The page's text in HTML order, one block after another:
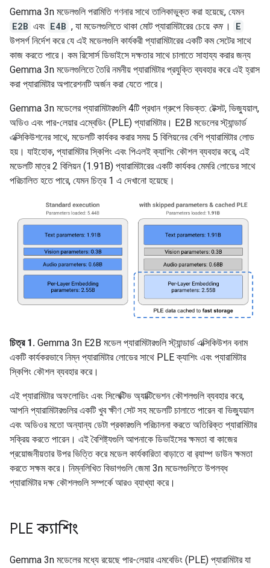
Gemma 3n মডেলগুলি পরামিতি গণনার সাথে তালিকাভুক্ত করা হয়েছে, যেমন
E2B এবং E4B , যা মডেলগুলিতে থাকা মোট প্যারামিটারের চেয়ে কম।
E
উপসর্গ নির্দেশ করে যে এই মডেলগুলি কার্যকরী প্যারামিটারের একটি কম সেটের সাথে
কাজ করতে পারে। কম রিসোর্স ডিভাইসে দক্ষতার সাথে চালাতে সাহায্য করার জন্য
Gemma 3n মডেলগুলিতে তৈরি নমনীয় প্যারামিটার প্রযুক্তি ব্যবহার করে এই হ্রাস
করা প্যারামিটার অপারেশনটি অর্জন করা যেতে পারে।
Gemma 3n মডেলের প্যারামিটারগুলি 4টি প্রধান গ্রুপে বিভক্ত: টেক্সট, ভিজ্যুয়াল,
অডিও এবং পার-লেয়ার এম্বেডিং (PLE) প্যারামিটার। E2B মডেলের স্ট্যান্ডার্ড
এক্সিকিউশনের সাথে, মডেলটি কার্যকর করার সময় 5 বিলিয়নের বেশি প্যারামিটার লোড
হয়। যাইহোক, প্যারামিটার স্কিপিং এবং পিএলই ক্যাশিং কৌশল ব্যবহার করে, এই
মডেলটি মাত্র 2 বিলিয়ন (1.91B) প্যারামিটারের একটি কার্যকর মেমরি লোডের সাথে
পরিচালিত হতে পারে, যেমন চিত্র 1 এ দেখানো হয়েছে।
চিত্র 1. Gemma 3n E2B মডেল প্যারামিটারগুলি স্ট্যান্ডার্ড এক্সিকিউশন বনাম
একটি কার্যকরভাবে নিম্ন প্যারামিটার লোডের সাথে PLE ক্যাশিং এবং প্যারামিটার
স্কিপিং কৌশল ব্যবহার করে।
এই প্যারামিটার অফলোডিং এবং সিলেক্টিভ অ্যাক্টিভেশন কৌশলগুলি ব্যবহার করে,
আপনি প্যারামিটারগুলির একটি খুব ক্ষীণ সেট সহ মডেলটি চালাতে পারেন বা ভিজ্যুয়াল
এবং অডিওর মতো অন্যান্য ডেটা প্রকারগুলি পরিচালনা করতে অতিরিক্ত প্যারামিটার
সক্রিয় করতে পারেন। এই বৈশিষ্ট্যগুলি আপনাকে ডিভাইসের ক্ষমতা বা কাজের
প্রয়োজনীয়তার উপর ভিত্তি করে মডেল কার্যকারিতা বাড়াতে বা র‌্যাম্প ডাউন ক্ষমতা
করতে সক্ষম করে। নিম্নলিখিত বিভাগগুলি জেমা 3n মডেলগুলিতে উপলব্ধ
প্যারামিটার দক্ষ কৌশলগুলি সম্পর্কে আরও ব্যাখ্যা করে।
PLE ক্যাশিং
Gemma 3n মডেলের মধ্যে রয়েছে পার-লেয়ার এমবেডিং (PLE) প্যারামিটার যা